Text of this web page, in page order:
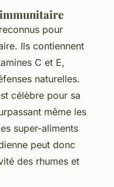
pour
Ils contiennent
C et E,
naturelles.
célèbre pour sa
même les
super-aliments
peut donc
des rhumes et